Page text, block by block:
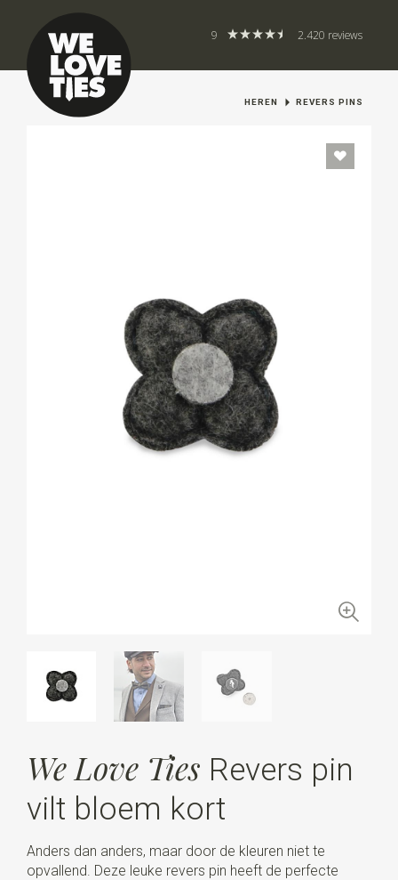
9 2.420 reviews
HEREN REVERS PINS
We Love Ties Revers pin
vilt bloem kort
Anders dan anders, maar door de kleuren niet te
opvallend. Deze leuke revers pin heeft de perfecte